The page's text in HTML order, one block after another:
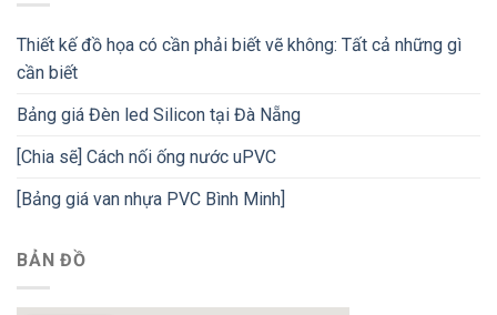
Thiết kế đồ họa có cần phải biết vẽ không: Tất cả những gì
cần biết
Bảng giá Đèn led Silicon tại Đà Nẵng
[Chia sẽ] Cách nối ống nước uPVC
[Bảng giá van nhựa PVC Bình Minh]
BẢN ĐỒ